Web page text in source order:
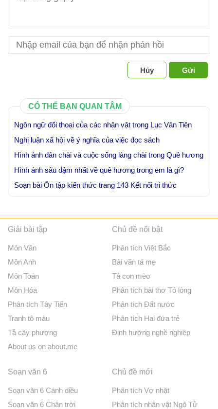
Hủy Gửi
CÓ THỂ BẠN QUAN TÂM
Ngôn ngữ đối thoại của các nhân vật trong Lục Vân Tiên
Nghị luận xã hội về ý nghĩa của việc đọc sách
Hình ảnh dân chài và cuộc sống làng chài trong Quê hương
Hình ảnh sâu đậm nhất về quê hương trong em là gì?
Soạn bài Ôn tập kiến thức trang 143 Kết nối tri thức
Giải bài tập
Môn Văn
Môn Anh
Môn Toán
Môn Hóa
Phân tích Tây Tiến
Tranh tô màu
Tả cây phượng
About us on about.me
Chủ đề nổi bật
Phân tích Việt Bắc
Bài văn tả mẹ
Tả con mèo
Phân tích bài thơ Tỏ lòng
Phân tích Đất nước
Phân tích Hai đứa trẻ
Định hướng nghề nghiệp
Soạn văn 6
Soạn văn 6 Cánh diều
Soạn văn 6 Chân trời
Chủ đề mới
Phân tích Vợ nhặt
Phân tích nhân vật Ngô Tử